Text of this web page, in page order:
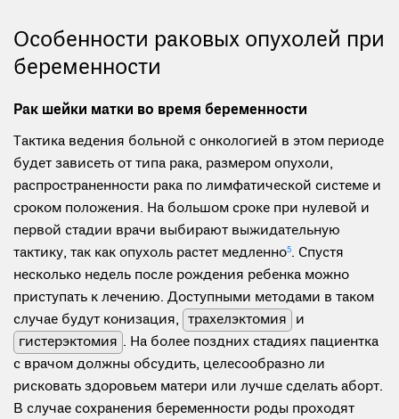
Особенности раковых опухолей при
беременности
Рак шейки матки во время беременности
Тактика ведения больной с онкологией в этом периоде
будет зависеть от типа рака, размером опухоли,
распространенности рака по лимфатической системе и
сроком положения. На большом сроке при нулевой и
первой стадии врачи выбирают выжидательную
тактику, так как опухоль растет медленно5. Спустя
несколько недель после рождения ребенка можно
приступать к лечению. Доступными методами в таком
случае будут конизация, трахелэктомия и
гистерэктомия . На более поздних стадиях пациентка
с врачом должны обсудить, целесообразно ли
рисковать здоровьем матери или лучше сделать аборт.
В случае сохранения беременности роды проходят